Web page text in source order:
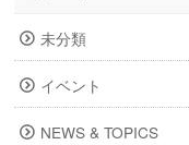
未分類
イベント
NEWS & TOPICS